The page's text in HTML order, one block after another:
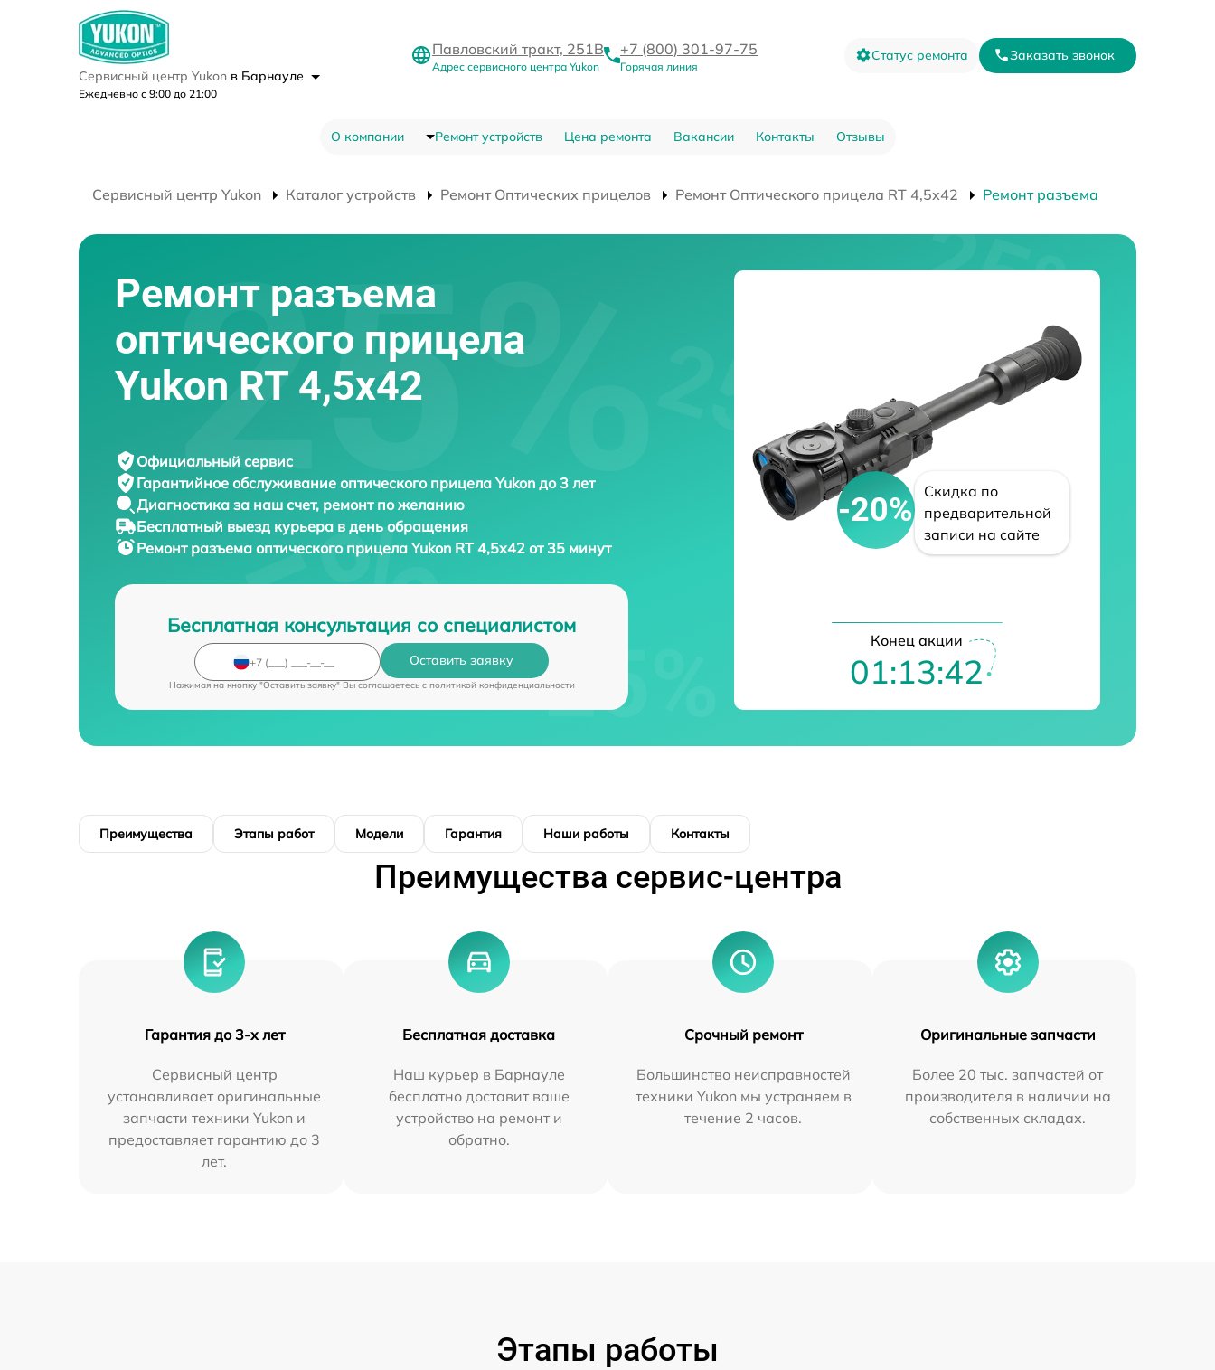
Сервисный центр Yukon в Барнауле
Ежедневно с 9:00 до 21:00
Павловский тракт, 251В
Адрес сервисного центра Yukon
+7 (800) 301-97-75
Горячая линия
Статус ремонта Заказать звонок
О компании Ремонт устройств Цена ремонта Вакансии Контакты Отзывы
Сервисный центр Yukon Каталог устройств Ремонт Оптических прицелов Ремонт Оптического прицела RT 4,5х42 Ремонт разъема
Ремонт разъема
оптического прицела
Yukon RT 4,5х42
Официальный сервис
Гарантийное обслуживание оптического прицела Yukon до 3 лет
Диагностика за наш счет, ремонт по желанию
Бесплатный выезд курьера в день обращения
Ремонт разъема оптического прицелаYukon RT 4,5х42 от 35 минут
Бесплатная консультация со специалистом
Оставить заявку
Нажимая на кнопку "Оставить заявку" Вы соглашаетесь c политикой конфиденциальности
-20%
Скидка по
предварительной
записи на сайте
Конец акции
01:13:41
Преимущества Этапы работ Модели Гарантия Наши работы Контакты
Преимущества сервис-центра
Гарантия до 3-х лет
Сервисный центр
устанавливает оригинальные
запчасти техники Yukon и
предоставляет гарантию до 3
лет.
Бесплатная доставка
Наш курьер в Барнауле
бесплатно доставит ваше
устройство на ремонт и
обратно.
Срочный ремонт
Большинство неисправностей
техники Yukon мы устраняем в
течение 2 часов.
Оригинальные запчасти
Более 20 тыс. запчастей от
производителя в наличии на
собственных складах.
Этапы работы